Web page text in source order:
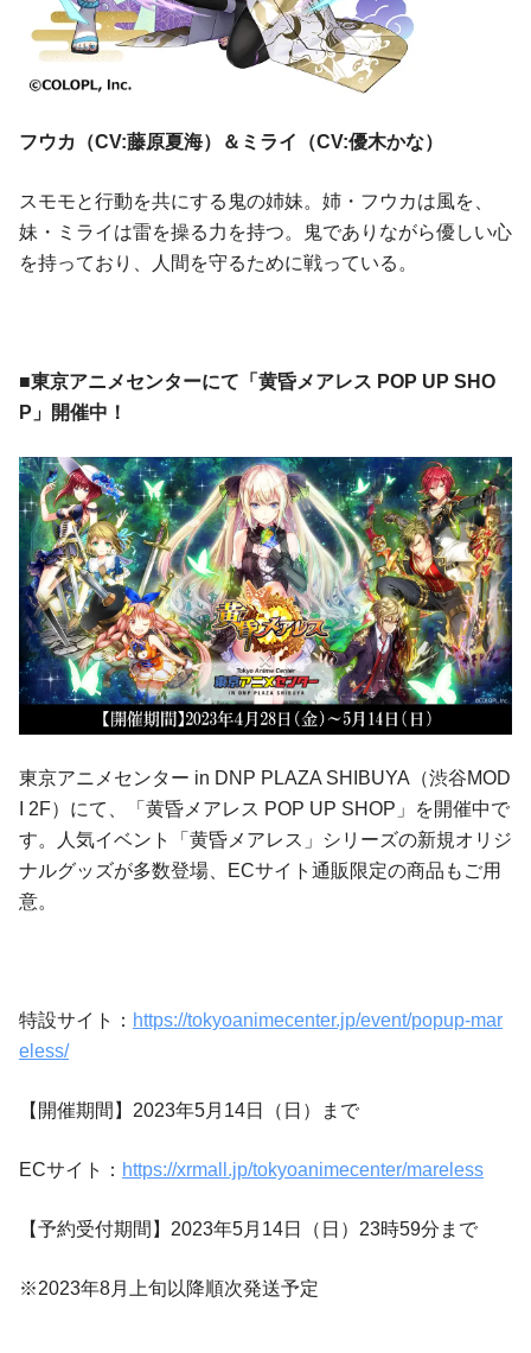
フウカ（CV:藤原夏海）＆ミライ（CV:優木かな）
スモモと行動を共にする鬼の姉妹。姉・フウカは風を、
妹・ミライは雷を操る力を持つ。鬼でありながら優しい心
を持っており、人間を守るために戦っている。
■東京アニメセンターにて「黄昏メアレス POP UP SHO
P」開催中！
東京アニメセンター in DNP PLAZA SHIBUYA（渋谷MOD
I 2F）にて、「黄昏メアレス POP UP SHOP」を開催中で
す。人気イベント「黄昏メアレス」シリーズの新規オリジ
ナルグッズが多数登場、ECサイト通販限定の商品もご用
意。
特設サイト： https://tokyoanimecenter.jp/event/popup-mar
eless/
【開催期間】2023年5月14日（日）まで
ECサイト： https://xrmall.jp/tokyoanimecenter/mareless
【予約受付期間】2023年5月14日（日）23時59分まで
※2023年8月上旬以降順次発送予定